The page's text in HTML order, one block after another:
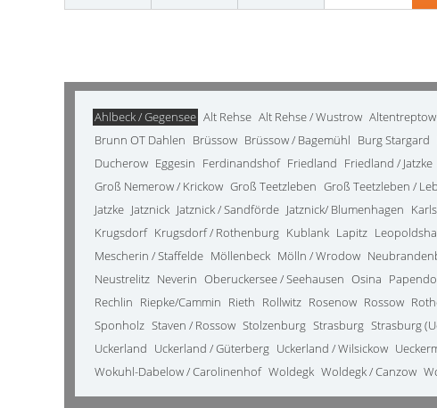
Ahlbeck / Gegensee Alt Rehse Alt Rehse / Wustrow Altentreptow
Brunn OT Dahlen Brüssow Brüssow / Bagemühl Burg Stargard
Ducherow Eggesin Ferdinandshof Friedland Friedland / Jatzke
Groß Nemerow / Krickow Groß Teetzleben Groß Teetzleben /
Jatzke Jatznick Jatznick / Sandförde Jatznick/ Blumenhagen
Krugsdorf Krugsdorf / Rothenburg Kublank Lapitz
Mescherin / Staffelde Möllenbeck Mölln / Wrodow
Neustrelitz Neverin Oberuckersee / Seehausen Osina
Rechlin Riepke/Cammin Rieth Rollwitz Rosenow Rossow
Sponholz Staven / Rossow Stolzenburg Strasburg Strasburg
Uckerland Uckerland / Güterberg Uckerland / Wilsickow
Wokuhl-Dabelow / Carolinenhof Woldegk Woldegk / Canzow